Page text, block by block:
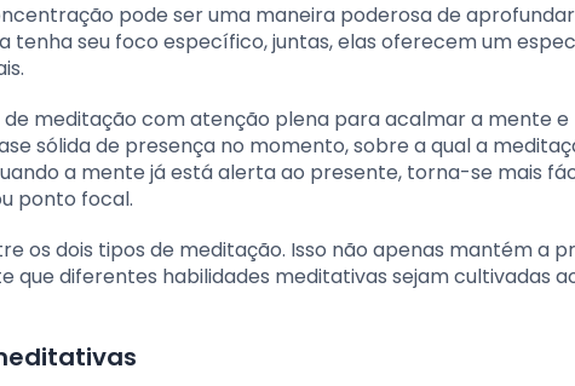
pode ser uma maneira poderosa de
seu foco específico, juntas, elas oferecem um
meditação com atenção plena para acalmar a mente e
sólida de presença no momento, sobre a qual a
a mente já está alerta ao presente, torna-se mais
ponto focal.
os dois tipos de meditação. Isso não apenas mantém a
diferentes habilidades meditativas sejam cultivadas